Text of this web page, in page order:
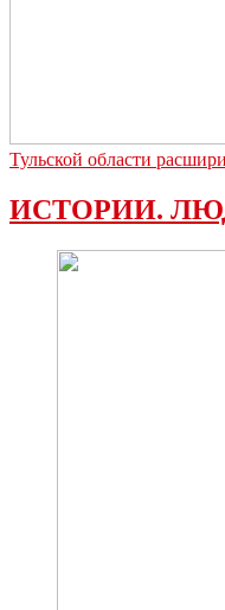
Тульской области
ИСТОРИИ.